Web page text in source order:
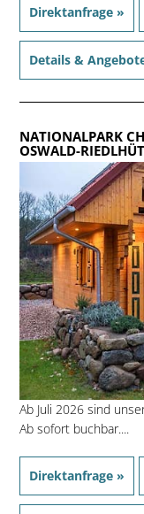
Direktanfrage »
Details &
NATIONALPARK
OSWALD-
Ab Juli 2026 sind
Ab sofort buchbar....
Direktanfrage »